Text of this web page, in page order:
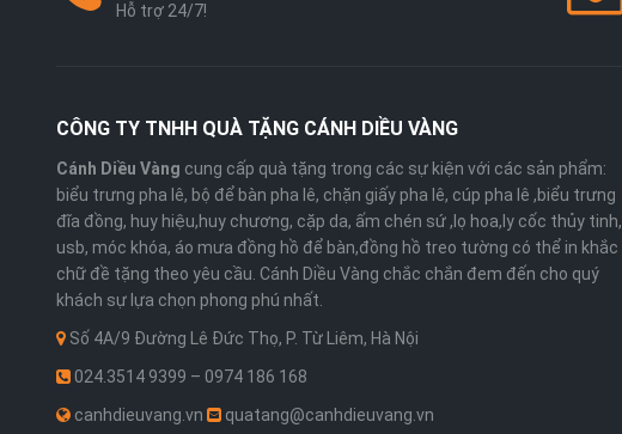
Hỗ trợ 24/7!
CÔNG TY TNHH QUÀ TẶNG CÁNH DIỀU VÀNG
Cánh Diều Vàng cung cấp quà tặng trong các sự kiện với các sản phẩm:
biểu trưng pha lê, bộ để bàn pha lê, chặn giấy pha lê, cúp pha lê ,biểu trưng
đĩa đồng, huy hiệu,huy chương, cặp da, ấm chén sứ ,lọ hoa,ly cốc thủy tinh,
usb, móc khóa, áo mưa đồng hồ để bàn,đồng hồ treo tường có thể in khắc
chữ đề tặng theo yêu cầu. Cánh Diều Vàng chắc chắn đem đến cho quý
khách sự lựa chọn phong phú nhất.
Số 4A/9 Đường Lê Đức Thọ, P. Từ Liêm, Hà Nội
024.3514 9399 – 0974 186 168
canhdieuvang.vn
quatang@canhdieuvang.vn